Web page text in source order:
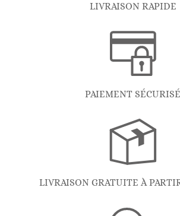
LIVRAISON RAPIDE
PAIEMENT SÉCURISÉ
LIVRAISON GRATUITE À